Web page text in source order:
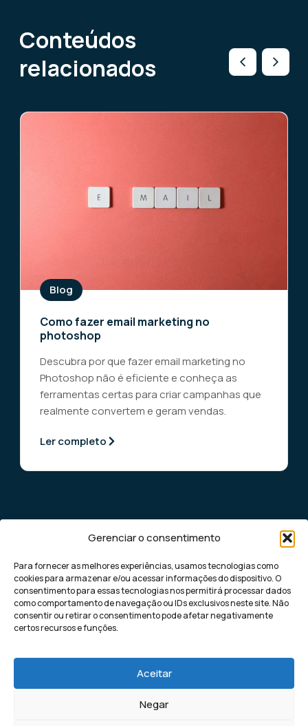
Gerenciar o consentimento
Para fornecer as melhores experiências, usamos tecnologias como
cookies para armazenar e/ou acessar informações do dispositivo. O
consentimento para essas tecnologias nos permitirá processar dados
como comportamento de navegação ou IDs exclusivos neste site. Não
consentir ou retirar o consentimento pode afetar negativamente
certos recursos e funções.
Aceitar
Negar
Conteúdos
relacionados
Blog
Como fazer email marketing no
photoshop
Descubra por que fazer email marketing no
Photoshop não é eficiente e conheça as
ferramentas certas para criar campanhas que
realmente convertem e geram vendas.
Ler completo
Democratizando o marketing digital de
performance para pequenas e médias
para gerar leads altamente qualificados.